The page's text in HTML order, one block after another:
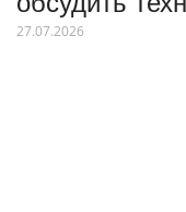
27.07.2026